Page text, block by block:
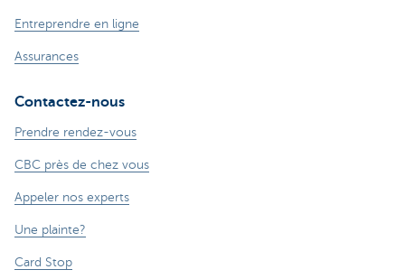
Entreprendre en ligne
Assurances
Contactez-nous
Prendre rendez-vous
CBC près de chez vous
Appeler nos experts
Une plainte?
Card Stop